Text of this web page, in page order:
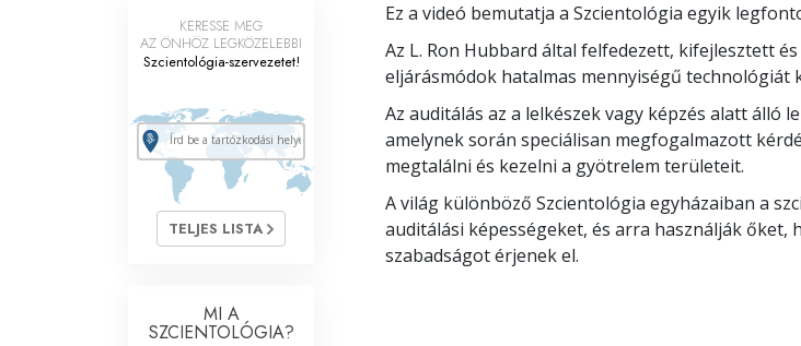
Ez a videó bemutatja a Szcientológia egyik
Az L. Ron Hubbard által felfedezett, kifejlesztett
eljárásmódok hatalmas mennyiségű technológiát
Az auditálás az a lelkészek vagy képzés alatt álló
amelynek során speciálisan megfogalmazott
megtalálni és kezelni a gyötrelem területeit.
A világ különböző Szcientológia egyházaiban a
auditálási képességeket, és arra használják őket,
szabadságot érjenek el.
KERESSE MEG
AZ ÖNHÖZ LEGKÖZELEBBI
Szcientológia-szervezetet!
TELJES LISTA
MI A
SZCIENTOLÓGIA?